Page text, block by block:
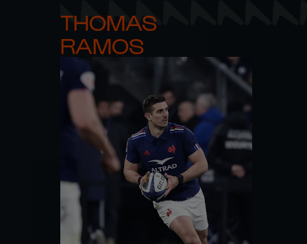
THOMAS
RAMOS